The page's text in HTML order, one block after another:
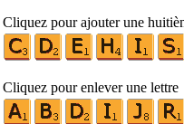
Cliquez pour ajouter une
Cliquez pour enlever une lettre